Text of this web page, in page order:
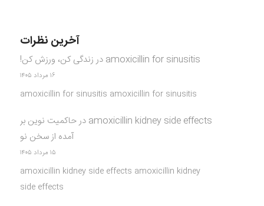
آخرین نظرات
amoxicillin for sinusitis در زندگی کن، ورزش کن!
۱۶ مرداد ۱۴۰۵
amoxicillin for sinusitis amoxicillin for sinusitis
amoxicillin kidney side effects درحاکمیت نوین بر
آمده از سخن نو
۱۵ مرداد ۱۴۰۵
amoxicillin kidney side effects amoxicillin kidney
side effects